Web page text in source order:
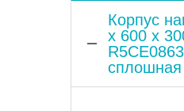
Корпус
x 600 x